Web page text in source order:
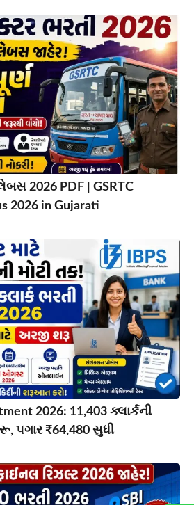
2026 PDF | GSRTC
2026 in Gujarati
2026: 11,403 ક્લાર્કની
પગાર ₹64,480 સુધી